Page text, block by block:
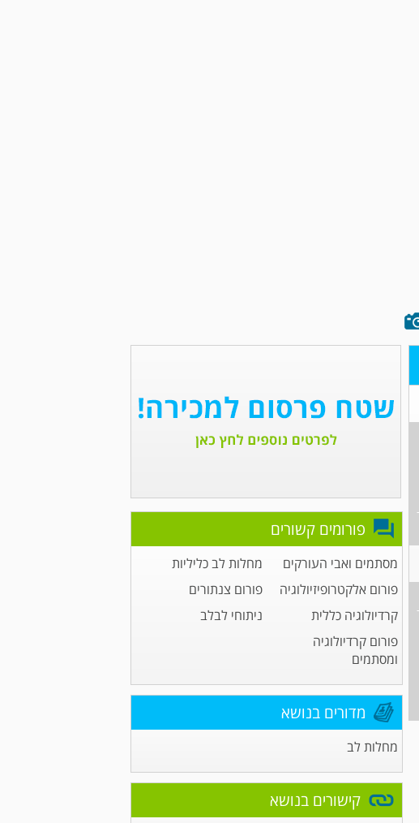
פורומים קשורים
מסתמים ואבי העורקים
מחלות לב כליליות
פורום אלקטרופיזיולוגיה
פורום צנתורים
קרדיולוגיה כללית
ניתוחי לבלב
פורום קרדיולוגיה
ומסתמים
מדורים בנושא
מחלות לב
קישורים בנושא